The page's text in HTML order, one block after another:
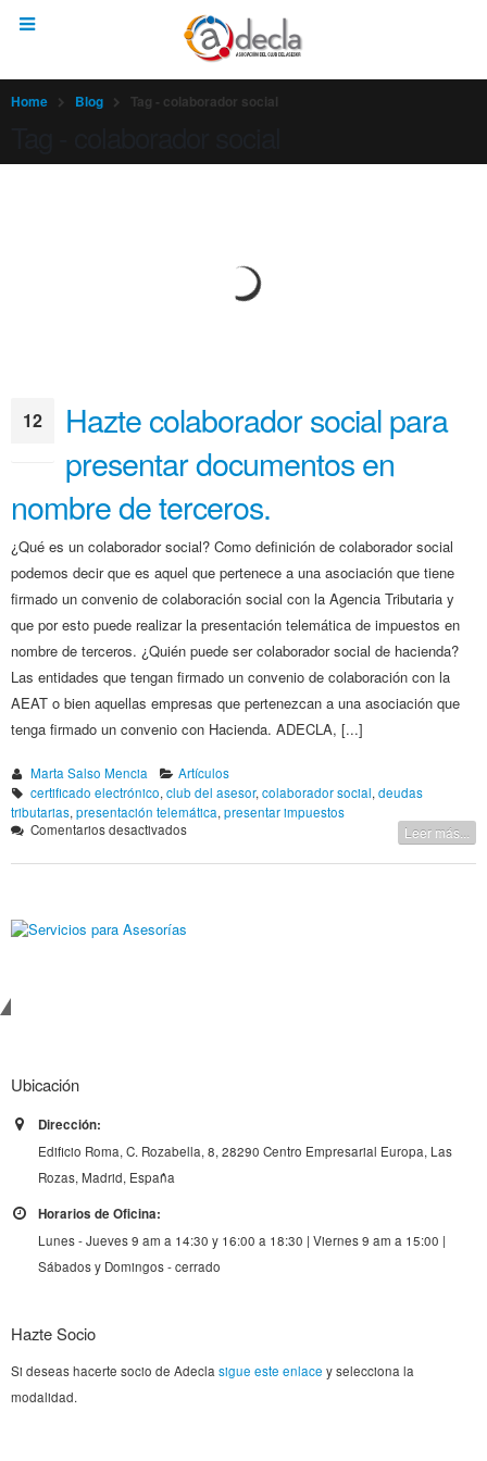
Home Blog Tag - colaborador social
12
Hazte colaborador social para
presentar documentos en
nombre de terceros.
¿Qué es un colaborador social? Como definición de colaborador social
podemos decir que es aquel que pertenece a una asociación que tiene
firmado un convenio de colaboración social con la Agencia Tributaria y
que por esto puede realizar la presentación telemática de impuestos en
nombre de terceros. ¿Quién puede ser colaborador social de hacienda?
Las entidades que tengan firmado un convenio de colaboración con la
AEAT o bien aquellas empresas que pertenezcan a una asociación que
tenga firmado un convenio con Hacienda. ADECLA, [...]
Marta Salso Mencia
Artículos
certificado electrónico, club del asesor, colaborador social, deudas
tributarias, presentación telemática, presentar impuestos
Comentarios desactivadosen
colaborador
documentos
Leer más...
Ubicación
Dirección:
Edificio Roma, C. Rozabella, 8, 28290 Centro Empresarial Europa, Las
Rozas, Madrid, España
Horarios de Oficina:
Lunes - Jueves 9 am a 14:30 y 16:00 a 18:30 | Viernes 9 am a 15:00 |
Sábados y Domingos - cerrado
Hazte Socio
Si deseas hacerte socio de Adeclasigue este enlace y selecciona la
modalidad.